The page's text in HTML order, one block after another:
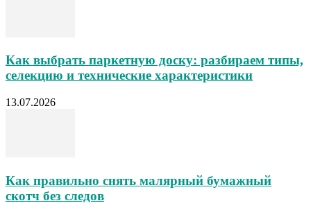
Как выбрать паркетную доску: разбираем типы,
селекцию и технические характеристики
13.07.2026
Как правильно снять малярный бумажный
скотч без следов